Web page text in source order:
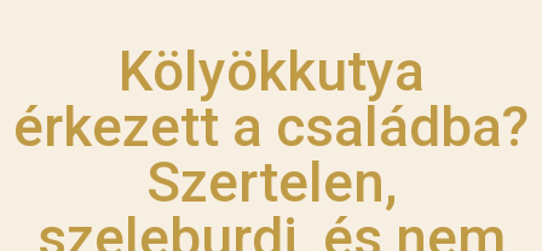
Kölyökkutya
érkezett a családba?
Szertelen,
szeleburdi, és nem